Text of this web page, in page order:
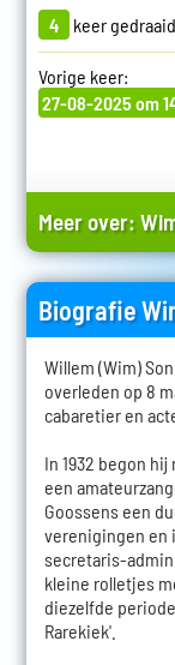
4 keer gedraaid
Vorige keer:
27-08-2025 om
Meer over:
Biografie
Willem (Wim)
overleden op 8
cabaretier en
In 1932 begon
een
Goossens een
verenigingen en
secretaris-
kleine rolletjes
diezelfde
Rarekiek'.